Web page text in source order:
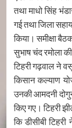
तथा माधो सिंह
गई तथा जिला
किया। समीक्षा
सुभाष चंद रमोला
टिहरी गढ़वाल ने
किसान कल्याण
उनकी आमदनी
किए गए। टिहरी
कि डीसीबी